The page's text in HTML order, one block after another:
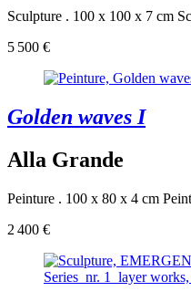
Sculpture . 100 x 100 x 7 cm
5 500 €
Golden waves I
Alla Grande
Peinture . 100 x 80 x 4 cm
2 400 €